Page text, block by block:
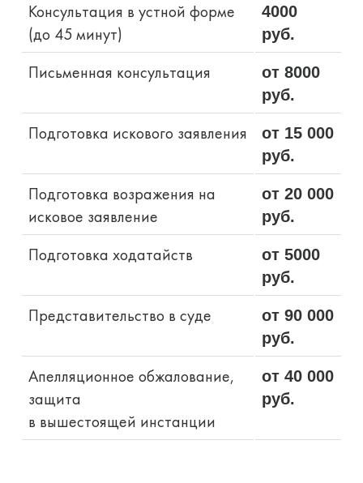
Консультация в устной форме
(до 45 минут)
4000
руб.
Письменная консультация
от 8000
руб.
Подготовка искового заявления
от 15 000
руб.
Подготовка возражения на
исковое заявление
от 20 000
руб.
Подготовка ходатайств
от 5000
руб.
Представительство в суде
от 90 000
руб.
Апелляционное обжалование,
защита
в вышестоящей инстанции
от 40 000
руб.